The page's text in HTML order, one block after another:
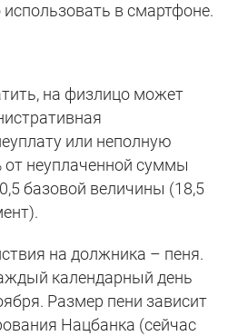
в смартфоне.
на физлицо может
или неполную
неуплаченной суммы
базовой величины (18,5
на должника – пеня.
календарный день
Размер пени зависит
Нацбанка (сейчас